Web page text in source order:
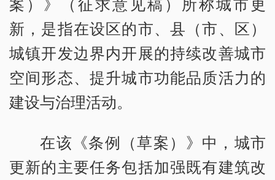
新，是指在设区的市、县（市、区）
城镇开发边界内开展的持续改善城市
空间形态、提升城市功能品质活力的
建设与治理活动。
在该《条例（草案）》中，城市
更新的主要任务包括加强既有建筑改